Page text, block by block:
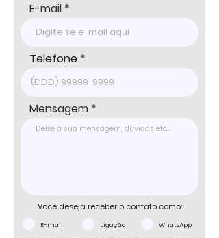
E-mail
Telefone
Mensagem
Você deseja receber o contato como:
E-mail Ligação WhatsApp